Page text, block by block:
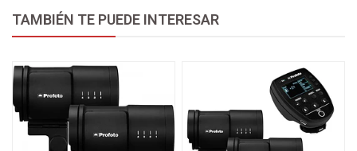
TAMBIÉN TE PUEDE INTERESAR